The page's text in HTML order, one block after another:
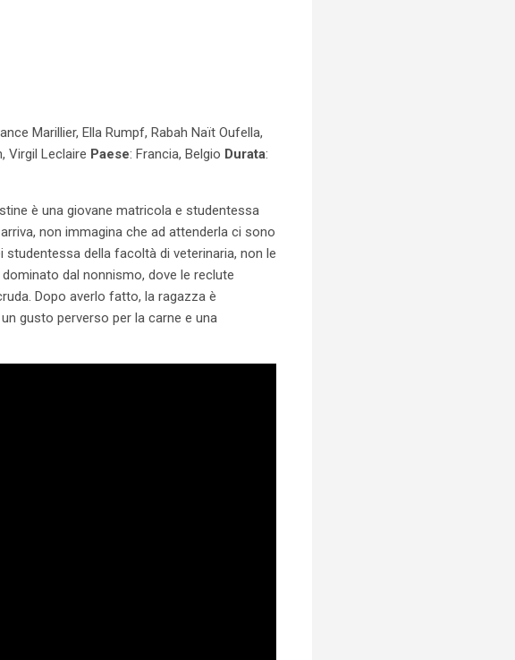
Marillier, Ella Rumpf, Rabah Naït Oufella,
Virgil Leclaire Paese: Francia, Belgio Durata:
è una giovane matricola e studentessa
non immagina che ad attenderla ci sono
della facoltà di veterinaria, non le
dal nonnismo, dove le reclute
Dopo averlo fatto, la ragazza è
gusto perverso per la carne e una